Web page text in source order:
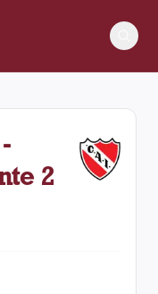
disputado
2